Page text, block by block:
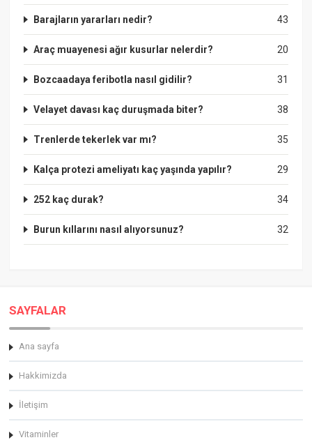
43
Barajların yararları nedir?
20
Araç muayenesi ağır kusurlar nelerdir?
31
Bozcaadaya feribotla nasıl gidilir?
38
Velayet davası kaç duruşmada biter?
35
Trenlerde tekerlek var mı?
29
Kalça protezi ameliyatı kaç yaşında yapılır?
34
252 kaç durak?
32
Burun kıllarını nasıl alıyorsunuz?
SAYFALAR
Ana sayfa
Hakkimizda
İletişim
Vitaminler